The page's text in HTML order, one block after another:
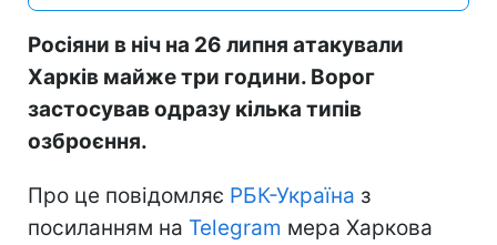
Росіяни в ніч на 26 липня атакували
Харків майже три години. Ворог
застосував одразу кілька типів
озброєння.
Про це повідомляє РБК-Україна з
посиланням на Telegram мера Харкова